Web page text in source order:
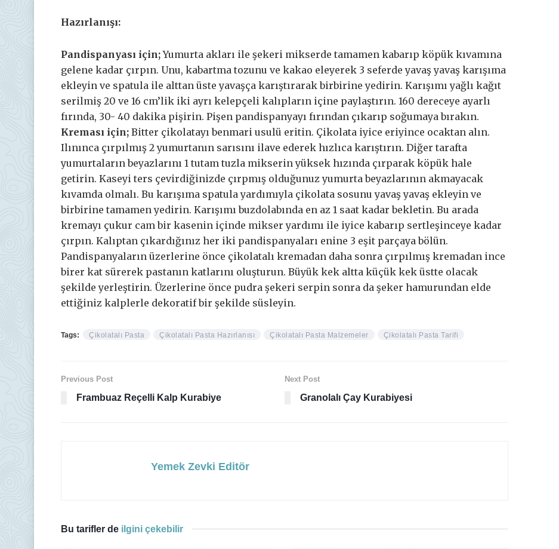
Hazırlanışı:
Pandispanyası için;Yumurta akları ile şekeri mikserde tamamen kabarıp köpük kıvamına
gelene kadar çırpın. Unu, kabartma tozunu ve kakao eleyerek 3 seferde yavaş yavaş karışıma
ekleyin ve spatula ile alttan üste yavaşça karıştırarak birbirine yedirin. Karışımı yağlı kağıt
serilmiş 20 ve 16 cm’lik iki ayrı kelepçeli kalıpların içine paylaştırın. 160 dereceye ayarlı
fırında, 30- 40 dakika pişirin. Pişen pandispanyayı fırından çıkarıp soğumaya bırakın.
Kreması için; Bitter çikolatayı benmari usulü eritin. Çikolata iyice eriyince ocaktan alın.
Ilınınca çırpılmış 2 yumurtanın sarısını ilave ederek hızlıca karıştırın. Diğer tarafta
yumurtaların beyazlarını 1 tutam tuzla mikserin yüksek hızında çırparak köpük hale
getirin. Kaseyi ters çevirdiğinizde çırpmış olduğunuz yumurta beyazlarının akmayacak
kıvamda olmalı. Bu karışıma spatula yardımıyla çikolata sosunu yavaş yavaş ekleyin ve
birbirine tamamen yedirin. Karışımı buzdolabında en az 1 saat kadar bekletin. Bu arada
kremayı çukur cam bir kasenin içinde mikser yardımı ile iyice kabarıp sertleşinceye kadar
çırpın. Kalıptan çıkardığınız her iki pandispanyaları enine 3 eşit parçaya bölün.
Pandispanyaların üzerlerine önce çikolatalı kremadan daha sonra çırpılmış kremadan ince
birer kat sürerek pastanın katlarını oluşturun. Büyük kek altta küçük kek üstte olacak
şekilde yerleştirin. Üzerlerine önce pudra şekeri serpin sonra da şeker hamurundan elde
ettiğiniz kalplerle dekoratif bir şekilde süsleyin.
Tags: Çikolatalı Pasta Çikolatalı Pasta Hazırlanısı Çikolatalı Pasta Malzemeler Çikolatalı Pasta Tarifi
Previous Post
Frambuaz Reçelli Kalp Kurabiye
Next Post
Granolalı Çay Kurabiyesi
Yemek Zevki Editör
Bu tarifler de ilgini çekebilir